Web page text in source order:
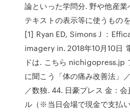
論といった学問分. 野や他産
テキストの表示等に使うもの
[1] Ryan ED, Simons J ：
imagery in. 2018年10月10日
ドは. こちら nichigopress.jp
に聞こう「体の痛み改善法」
／数独. 44. 日豪プレス 金：
ル（※当日会場で現金で支払